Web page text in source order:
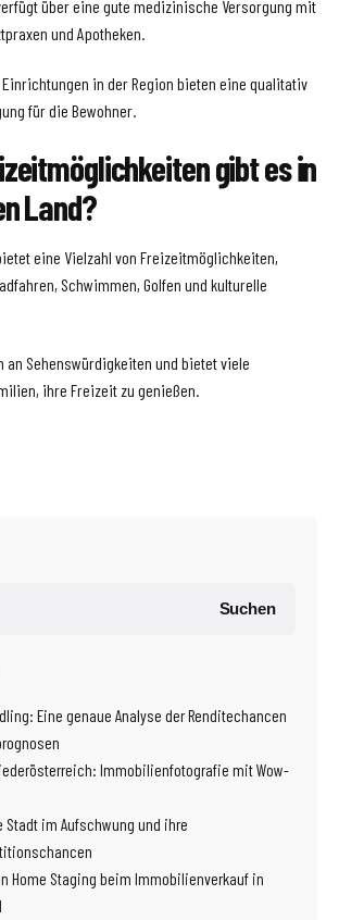
über eine gute medizinische Versorgung mit
und Apotheken.
in der Region bieten eine qualitativ
für die Bewohner.
gibt es in
Land?
eine Vielzahl von Freizeitmöglichkeiten,
Schwimmen, Golfen und kulturelle
an Sehenswürdigkeiten und bietet viele
ihre Freizeit zu genießen.
Suchen
Eine genaue Analyse der Renditechancen
Immobilienfotografie mit Wow-
Stadt im Aufschwung und ihre
Home Staging beim Immobilienverkauf in